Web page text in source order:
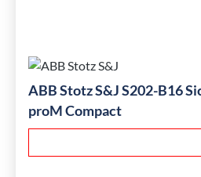
ABB Stotz S&J S202-B16
proM Compact